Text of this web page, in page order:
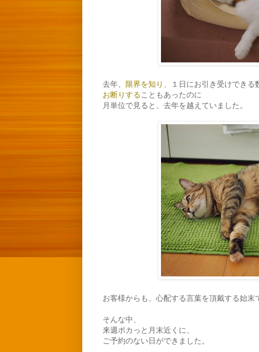
去年、 限界を知り、
１日にお引き受けできる
お断りする こともあったのに
月単位で見ると、去年を越えていました。
お客様からも、心配する言葉を頂戴する始末
そんな中、
来週ポカっと月末近くに、
ご予約のない日ができました。